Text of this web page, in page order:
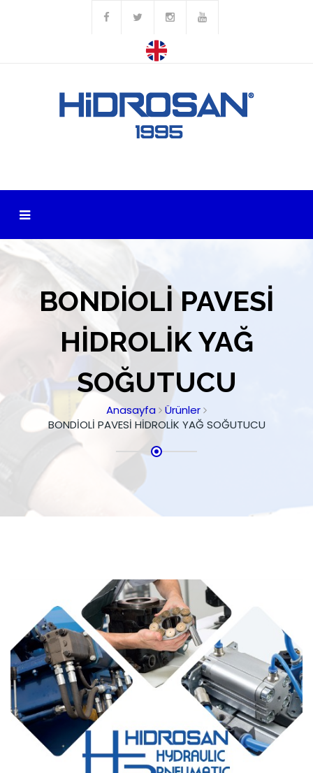
BONDİOLİ PAVESİ
HİDROLİK YAĞ
SOĞUTUCU
Anasayfa
Ürünler
BONDİOLİ PAVESİ HİDROLİK YAĞ SOĞUTUCU